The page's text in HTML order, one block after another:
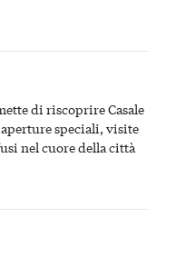
di riscoprire Casale
speciali, visite
nel cuore della città